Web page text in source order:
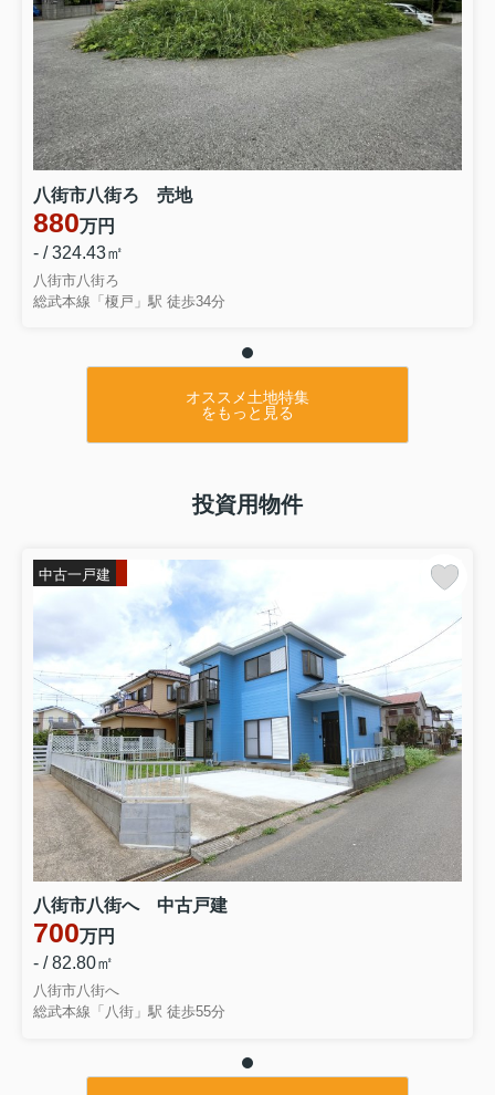
八街市八街ろ 売地
880万円
- / 324.43㎡
八街市八街ろ
総武本線「榎戸」駅 徒歩34分
オススメ土地特集
をもっと見る
投資用物件
中古一戸建
八街市八街へ 中古戸建
700万円
- / 82.80㎡
八街市八街へ
総武本線「八街」駅 徒歩55分